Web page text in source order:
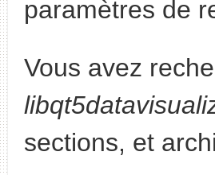
paramètres de
Vous avez
sections, et